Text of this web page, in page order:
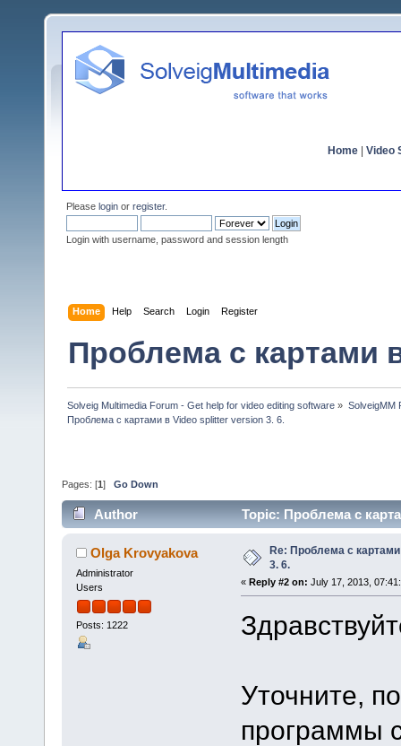
Home Video
Please login or register.
Login with username, password and session length
Home Help Search Login Register
Проблема с картами
Solveig Multimedia Forum - Get help for video editing software » SolveigMM
Проблема с картами в Video splitter version 3. 6.
Pages: [1 ] Go Down
Author Topic: Проблема с
Olga Krovyakova
Administrator
Users
Posts: 1222
Re: Проблема с
3. 6.
« Reply #2 on: July 17, 2013,
Уточните,
программы